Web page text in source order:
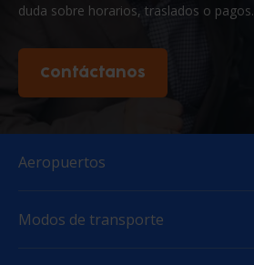
duda sobre horarios, traslados o pagos.
Contáctanos
Aeropuertos
Modos de transporte